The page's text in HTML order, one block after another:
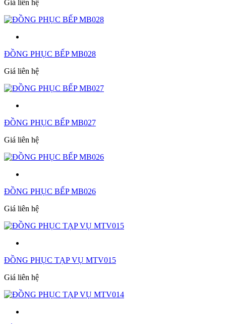
Giá liên hệ
ĐỒNG PHỤC BẾP MB028
Giá liên hệ
ĐỒNG PHỤC BẾP MB027
Giá liên hệ
ĐỒNG PHỤC BẾP MB026
Giá liên hệ
ĐỒNG PHỤC TẠP VỤ MTV015
Giá liên hệ